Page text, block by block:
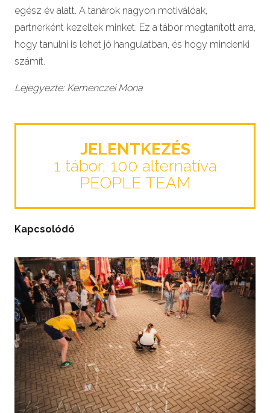
egész év alatt. A tanárok nagyon motiválóak,
partnerként kezeltek minket. Ez a tábor megtanított arra,
hogy tanulni is lehet jó hangulatban, és hogy mindenki
számít.
Lejegyezte: Kemenczei Mona
JELENTKEZÉS
1 tábor, 100 alternatíva
PEOPLE TEAM
Kapcsolódó